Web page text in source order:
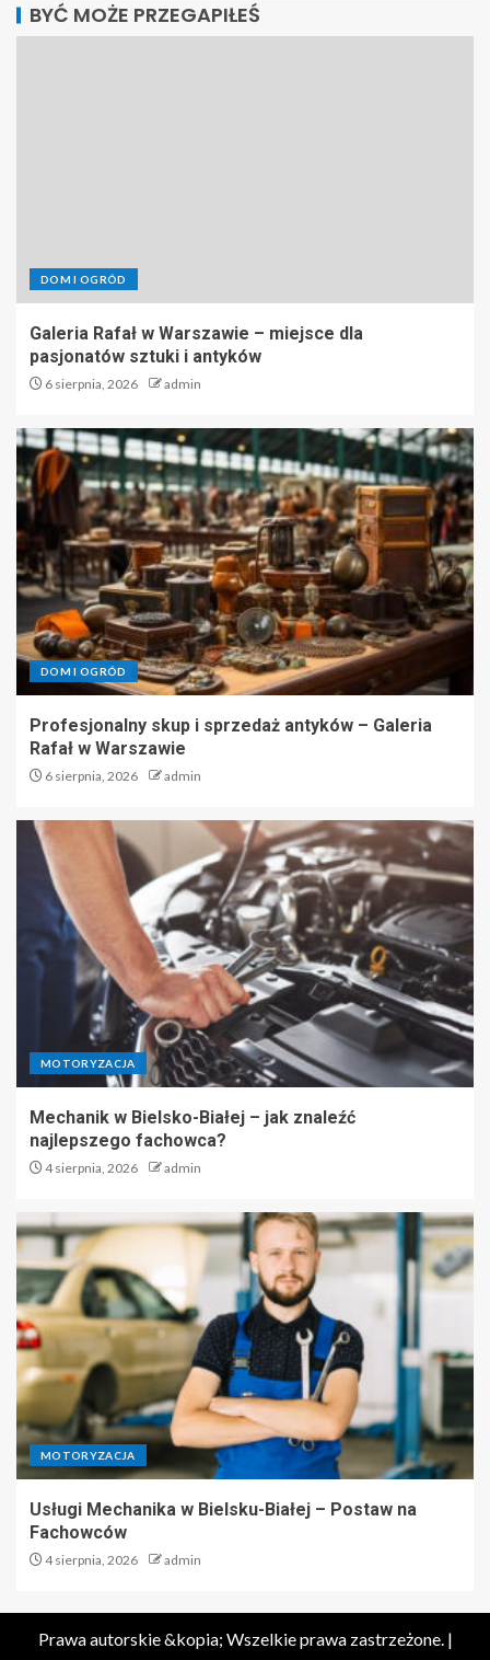
BYĆ MOŻE PRZEGAPIŁEŚ
DOM I OGRÓD
Galeria Rafał w Warszawie – miejsce dla
pasjonatów sztuki i antyków
6 sierpnia, 2026 admin
DOM I OGRÓD
Profesjonalny skup i sprzedaż antyków – Galeria
Rafał w Warszawie
6 sierpnia, 2026 admin
MOTORYZACJA
Mechanik w Bielsko-Białej – jak znaleźć
najlepszego fachowca?
4 sierpnia, 2026 admin
MOTORYZACJA
Usługi Mechanika w Bielsku-Białej – Postaw na
Fachowców
4 sierpnia, 2026 admin
Prawa autorskie &kopia; Wszelkie prawa zastrzeżone. |